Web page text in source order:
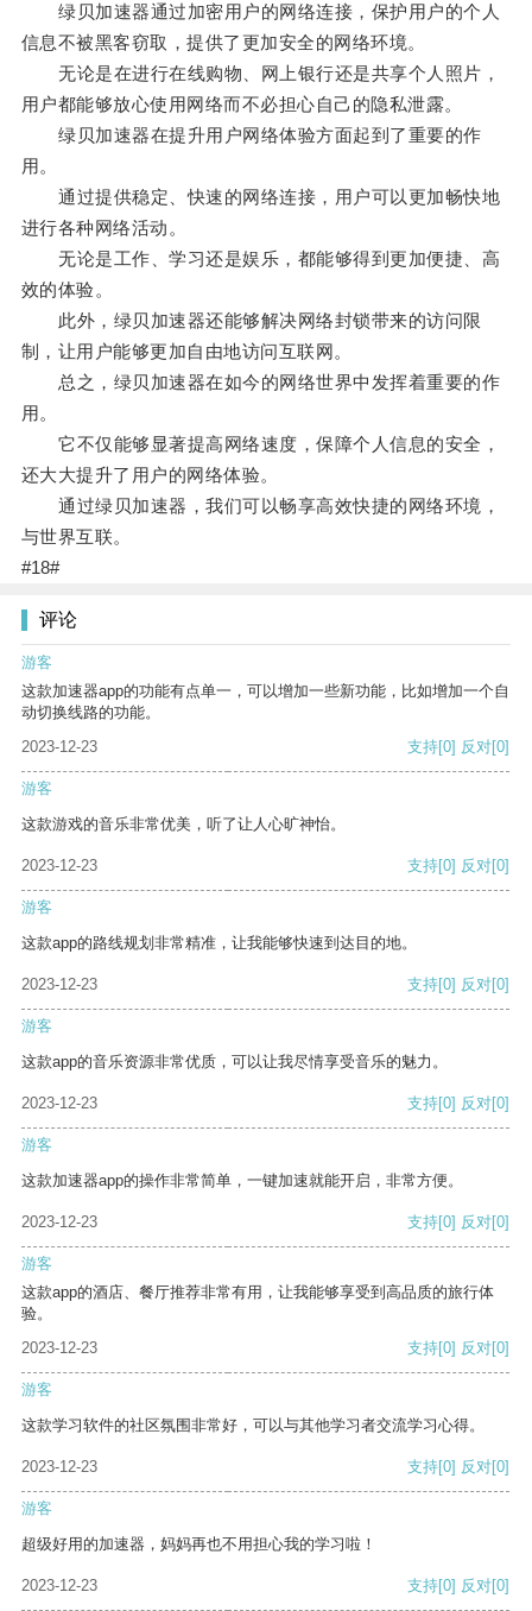
绿贝加速器通过加密用户的网络连接，保护用户的个人
信息不被黑客窃取，提供了更加安全的网络环境。
无论是在进行在线购物、网上银行还是共享个人照片，
用户都能够放心使用网络而不必担心自己的隐私泄露。
绿贝加速器在提升用户网络体验方面起到了重要的作
用。
通过提供稳定、快速的网络连接，用户可以更加畅快地
进行各种网络活动。
无论是工作、学习还是娱乐，都能够得到更加便捷、高
效的体验。
此外，绿贝加速器还能够解决网络封锁带来的访问限
制，让用户能够更加自由地访问互联网。
总之，绿贝加速器在如今的网络世界中发挥着重要的作
用。
它不仅能够显著提高网络速度，保障个人信息的安全，
还大大提升了用户的网络体验。
通过绿贝加速器，我们可以畅享高效快捷的网络环境，
与世界互联。
#18#
评论
游客
这款加速器app的功能有点单一，可以增加一些新功能，比如增加一个自
动切换线路的功能。
2023-12-23
支持[0] 反对[0]
游客
这款游戏的音乐非常优美，听了让人心旷神怡。
2023-12-23 支持[0] 反对[0]
游客
这款app的路线规划非常精准，让我能够快速到达目的地。
2023-12-23 支持[0] 反对[0]
游客
这款app的音乐资源非常优质，可以让我尽情享受音乐的魅力。
2023-12-23 支持[0] 反对[0]
游客
这款加速器app的操作非常简单，一键加速就能开启，非常方便。
2023-12-23 支持[0] 反对[0]
游客
这款app的酒店、餐厅推荐非常有用，让我能够享受到高品质的旅行体
验。
2023-12-23
支持[0] 反对[0]
游客
这款学习软件的社区氛围非常好，可以与其他学习者交流学习心得。
2023-12-23 支持[0] 反对[0]
游客
超级好用的加速器，妈妈再也不用担心我的学习啦！
2023-12-23 支持[0] 反对[0]